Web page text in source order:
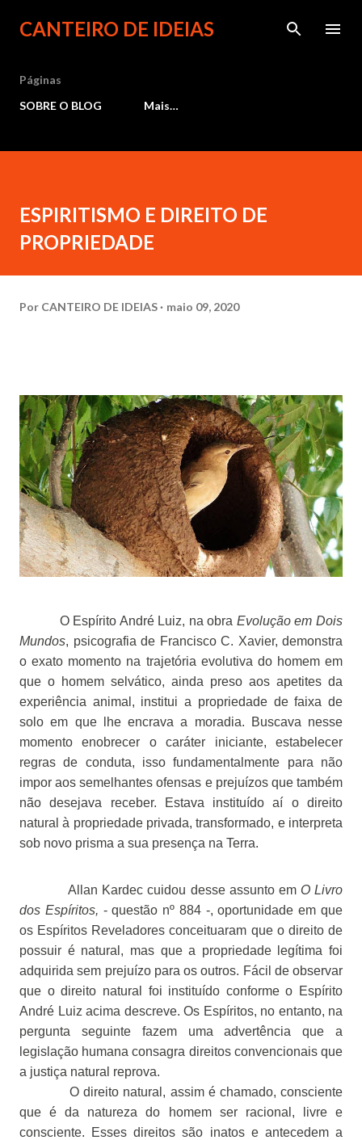
Pular para o conteúdo principal
CANTEIRO DE IDEIAS
Páginas
SOBRE O BLOG
Mais…
ESPIRITISMO E DIREITO DE
PROPRIEDADE
Por CANTEIRO DE IDEIAS maio 09, 2020
O Espírito André Luiz, na obra Evolução em Dois
Mundos, psicografia de Francisco C. Xavier, demonstra
o exato momento na trajetória evolutiva do homem em
que o homem selvático, ainda preso aos apetites da
experiência animal, institui a propriedade de faixa de
solo em que lhe encrava a moradia. Buscava nesse
momento enobrecer o caráter iniciante, estabelecer
regras de conduta, isso fundamentalmente para não
impor aos semelhantes ofensas e prejuízos que também
não desejava receber. Estava instituído aí o direito
natural à propriedade privada, transformado, e interpreta
sob novo prisma a sua presença na Terra.
Allan Kardec cuidou desse assunto em O Livro
dos Espíritos, - questão nº 884 -, oportunidade em que
os Espíritos Reveladores conceituaram que o direito de
possuir é natural, mas que a propriedade legítima foi
adquirida sem prejuízo para os outros. Fácil de observar
que o direito natural foi instituído conforme o Espírito
André Luiz acima descreve. Os Espíritos, no entanto, na
pergunta seguinte fazem uma advertência que a
legislação humana consagra direitos convencionais que
a justiça natural reprova.
O direito natural, assim é chamado, consciente
que é da natureza do homem ser racional, livre e
consciente. Esses direitos são inatos e antecedem a